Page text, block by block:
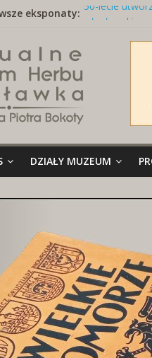
eksponaty: 50-lecie
Tabliczka z
Naszywki z
Brelok z
Miedziany
DZIAŁY MUZEUM